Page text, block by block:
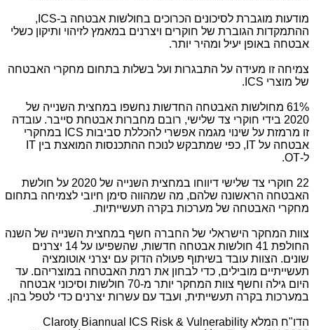
מודעות מוגברת לסיכונים הכרוכים בחולשות אבטחה ב-ICS
,
ההתמקדות הגוברת של חוקרים ויצרנים במאמץ לזיהוי ותיקון כשלי
אבטחה באופן יעיל ומהיר יותר.
צמיחה זו מעידה על התבגרות ועל בשלות בתחום מחקרי האבטחה
של מוצרי ICS
.
61% מחולשות האבטחה החדשות נחשפו במחצית השנייה של
2020 בידי חוקרי צד שלישי, רובם מחברות אבטחת סייבר. עובדה
זו מרמזת על שינוי מגמה אפשרי להכללת סביבות ICS במחקרי
אבטחה על IT , כפי שמתבקש לנוכח ההתכנסות המואצת בין IT
ל-OT
.
22 חוקרי צד שלישי דיווחו במחצית השנייה של 2020 על חולשת
האבטחה הראשונה שלהם, מה שמהווה סימן חיובי לצמיחה בתחום
מחקרי האבטחה של מערכות בקרה תעשייתיות.
צוות המחקר הישראלי של החברה חשף במחצית השנייה של השנה
החולפת 41 חולשות אבטחה חדשות, שהשפיעו על 14 יצרנים
שונים. הצוות עובד בשיתוף פעולה הדוק עם יצרני אוטומציה
תעשייתיים מובילים, כדי לבחון את רמת האבטחה במוצריהם. עד
היום גילה וחשף צוות המחקר יותר מ-70 חולשות וסיכוני אבטחה
במערכות בקרה תעשייתית, ועבד עם עשרות יצרנים כדי לטפל בהן.
הדו"ח המלא Claroty Biannual ICS Risk & Vulnerability